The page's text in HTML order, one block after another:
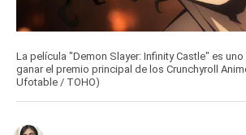
La película "Demon Slayer: Infinity Castle" es
ganar el premio principal de los Crunchyroll
Ufotable / TOHO)